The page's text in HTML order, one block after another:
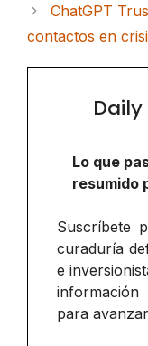
ChatGPT
contactos en
Lo que
resumido
Suscríbete
curaduría
e
para